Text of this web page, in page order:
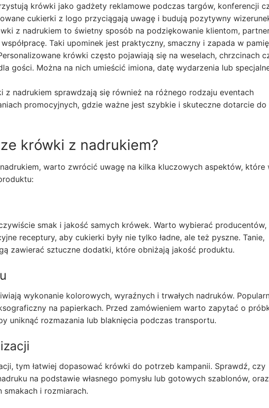
krówki jako gadżety reklamowe podczas targów, konferencji
cukierki z logo przyciągają uwagę i budują pozytywny
z nadrukiem to świetny sposób na podziękowanie klientom,
Taki upominek jest praktyczny, smaczny i zapada w
krówki często pojawiają się na weselach, chrzcinach
gości. Można na nich umieścić imiona, datę wydarzenia lub
z nadrukiem sprawdzają się również na różnego rodzaju eventach
promocyjnych, gdzie ważne jest szybkie i skuteczne dotarcie do
krówki z nadrukiem?
warto zwrócić uwagę na kilka kluczowych aspektów, które
smak i jakość samych krówek. Warto wybierać
receptury, aby cukierki były nie tylko ładne, ale też pyszne. Tanie,
zawierać sztuczne dodatki, które obniżają jakość produktu.
wykonanie kolorowych, wyraźnych i trwałych nadruków.
na papierkach. Przed zamówieniem warto zapytać o
uniknąć rozmazania lub blaknięcia podczas transportu.
tym łatwiej dopasować krówki do potrzeb kampanii. Sprawdź, czy
na podstawie własnego pomysłu lub gotowych szablonów,
i rozmiarach.